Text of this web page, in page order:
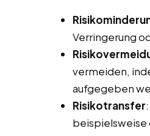
Verringerung
vermeiden,
aufgegeben
Risikotransfer
beispielsweise